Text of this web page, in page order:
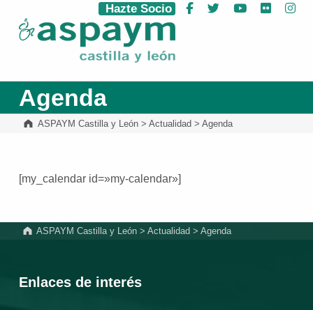
ASPAYM Castilla y León
Hazte Socio Facebook
Twitter YouTube
Flickr
Agenda
ASPAYM Castilla y León> Actualidad > Agenda
[my_calendar id=»my-calendar»]
ASPAYM Castilla y León >Actualidad >Agenda
Enlaces de interés